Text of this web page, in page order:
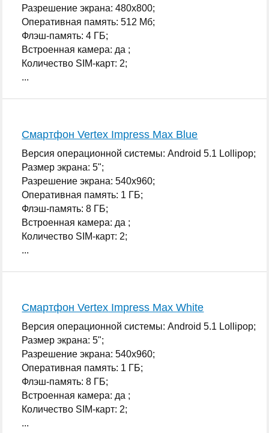
Разрешение экрана: 480x800;
Оперативная память: 512 Мб;
Флэш-память: 4 ГБ;
Встроенная камера: да ;
Количество SIM-карт: 2;
...
Смартфон Vertex Impress Max Blue
Версия операционной системы: Android 5.1 Lollipop;
Размер экрана: 5";
Разрешение экрана: 540x960;
Оперативная память: 1 ГБ;
Флэш-память: 8 ГБ;
Встроенная камера: да ;
Количество SIM-карт: 2;
...
Смартфон Vertex Impress Max White
Версия операционной системы: Android 5.1 Lollipop;
Размер экрана: 5";
Разрешение экрана: 540x960;
Оперативная память: 1 ГБ;
Флэш-память: 8 ГБ;
Встроенная камера: да ;
Количество SIM-карт: 2;
...